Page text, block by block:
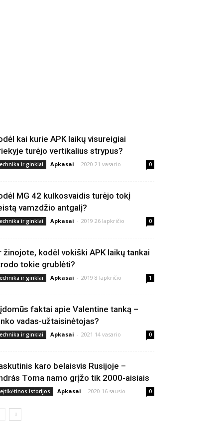
kai kurie APK laikų visureigiai
turėjo vertikalius strypus?
ir ginklai Apkasai - 2020 21 vasario 0
MG 42 kulkosvaidis turėjo tokį
vamzdžio antgalį?
ir ginklai Apkasai - 2019 26 lapkričio 0
žinojote, kodėl vokiški APK laikų tankai
tokie grublėti?
ir ginklai Apkasai - 2019 8 lapkričio 1
faktai apie Valentine tanką –
vadas-užtaisinėtojas?
ir ginklai Apkasai - 2021 14 vasario 0
karo belaisvis Rusijoje –
Toma namo grįžo tik 2000-aisiais
istorijos Apkasai - 2020 16 sausio 0